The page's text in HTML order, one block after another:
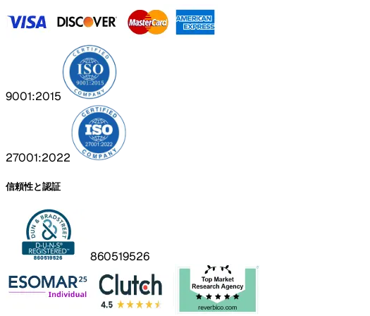
9001:2015
27001:2022
信頼性と認証
860519526